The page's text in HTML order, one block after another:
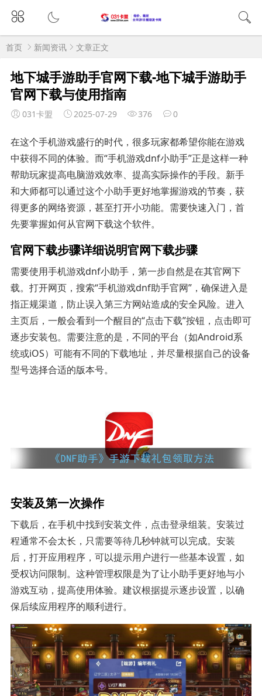
首页 新闻资讯 文章正文
地下城手游助手官网下载-地下城手游助手
官网下载与使用指南
031卡盟 2025-07-29 376 0
在这个手机游戏盛行的时代，很多玩家都希望你能在游戏
中获得不同的体验。而“手机游戏dnf小助手”正是这样一种
帮助玩家提高电脑游戏效率、提高实际操作的手段。新手
和大师都可以通过这个小助手更好地掌握游戏的节奏，获
得更多的网络资源，甚至打开小功能。需要快速入门，首
先要掌握如何从官网下载这个软件。
官网下载步骤详细说明官网下载步骤
需要使用手机游戏dnf小助手，第一步自然是在其官网下
载。打开网页，搜索“手机游戏dnf助手官网”，确保进入是
指正规渠道，防止误入第三方网站造成的安全风险。进入
主页后，一般会看到一个醒目的“点击下载”按钮，点击即可
逐步安装包。需要注意的是，不同的平台（如Android系
统或iOS）可能有不同的下载地址，并尽量根据自己的设备
型号选择合适的版本号。
安装及第一次操作
下载后，在手机中找到安装文件，点击登录组装。安装过
程通常不会太长，只需要等待几秒钟就可以完成。安装
后，打开应用程序，可以提示用户进行一些基本设置，如
受权访问限制。这种管理权限是为了让小助手更好地与小
游戏互动，提高使用体验。建议根据提示逐步设置，以确
保后续应用程序的顺利进行。